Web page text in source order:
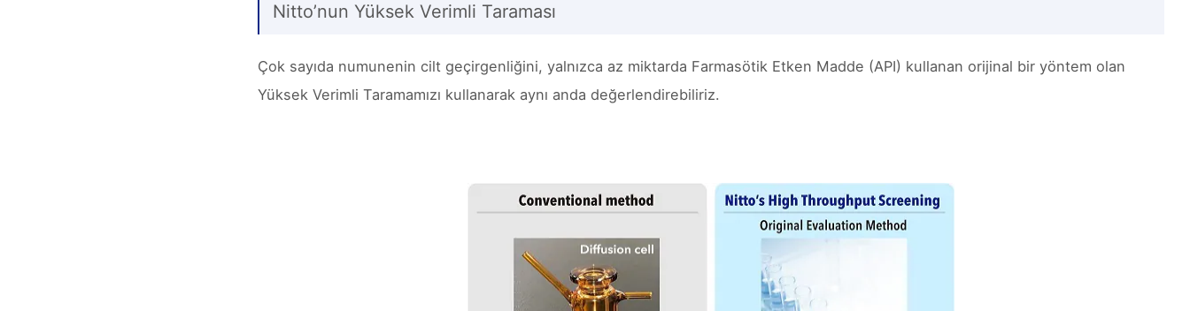
Nitto’nun Yüksek Verimli Taraması
Çok sayıda numunenin cilt geçirgenliğini, yalnızca az miktarda Farmasötik Etken Madde (API) kullanan orijinal bir yöntem olan
Yüksek Verimli Taramamızı kullanarak aynı anda değerlendirebiliriz.